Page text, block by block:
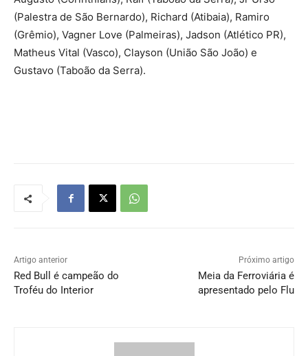
(Palestra de São Bernardo), Richard (Atibaia), Ramiro
(Grêmio), Vagner Love (Palmeiras), Jadson (Atlético PR),
Matheus Vital (Vasco), Clayson (União São João) e
Gustavo (Taboão da Serra).
Artigo anterior
Red Bull é campeão do
Troféu do Interior
Próximo artigo
Meia da Ferroviária é
apresentado pelo Flu